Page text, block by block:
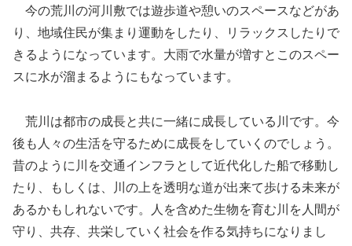
今の荒川の河川敷では遊歩道や憩いのスペースなどがあ
り、地域住民が集まり運動をしたり、リラックスしたりで
きるようになっています。大雨で水量が増すとこのスペー
スに水が溜まるようにもなっています。
荒川は都市の成長と共に一緒に成長している川です。今
後も人々の生活を守るために成長をしていくのでしょう。
昔のように川を交通インフラとして近代化した船で移動し
たり、もしくは、川の上を透明な道が出来て歩ける未来が
あるかもしれないです。人を含めた生物を育む川を人間が
守り、共存、共栄していく社会を作る気持ちになりまし